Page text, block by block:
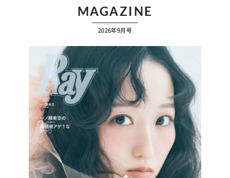
MAGAZINE
2026年9月号